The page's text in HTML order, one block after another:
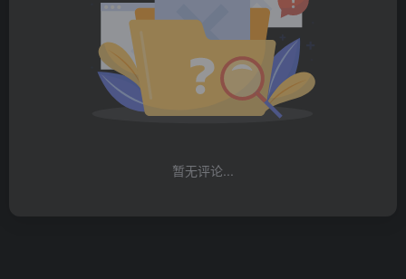
暂无评论...